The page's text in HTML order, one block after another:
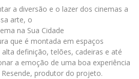
a diversão e o lazer dos cinemas a
arte, o
na Sua Cidade
que é montada em espaços
definição, telões, cadeiras e até
a emoção de uma boa experiência
produtor do projeto.